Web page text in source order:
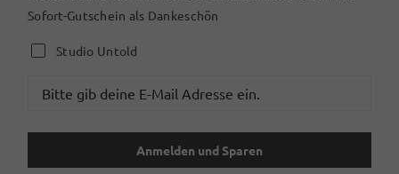
Sofort-Gutschein als Dankeschön
Studio Untold
Anmelden und Sparen